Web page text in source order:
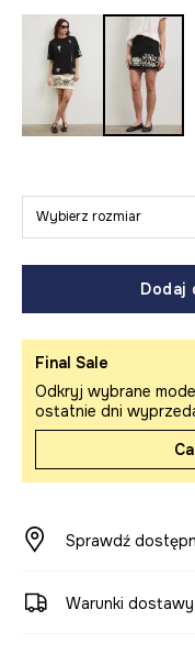
Wybierz rozmiar
Dodaj
Final Sale
Odkryj wybrane
ostatnie dni
Sprawdź
Warunki dostawy